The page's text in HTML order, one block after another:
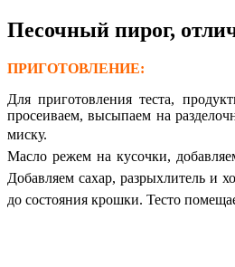
Песочный пирог,
ПРИГОТОВЛЕНИЕ:
Для приготовления теста,
просеиваем, высыпаем на
миску.
Масло режем на кусочки,
Добавляем сахар, разрыхлитель и
до состояния крошки. Тесто